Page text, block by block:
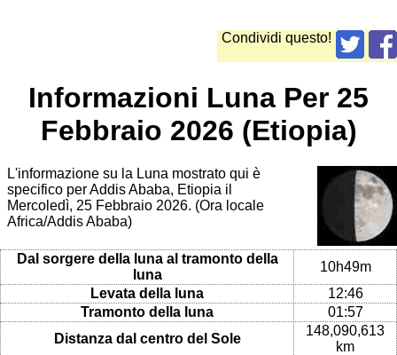
Condividi questo!
Informazioni Luna Per 25
Febbraio 2026 (Etiopia)
L'informazione su la Luna mostrato qui è
specifico per Addis Ababa, Etiopia il
Mercoledì, 25 Febbraio 2026. (Ora locale
Africa/Addis Ababa)
Dal sorgere della luna al tramonto della
luna
10h49m
Levata della luna
12:46
Tramonto della luna
01:57
Distanza dal centro del Sole
148,090,613
km